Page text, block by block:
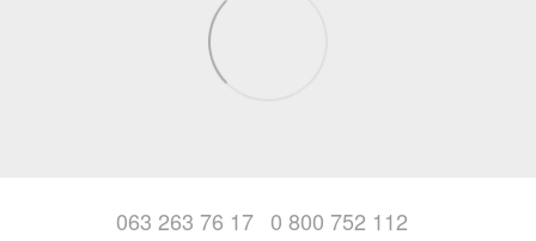
063 263 76 17 0 800 752 112